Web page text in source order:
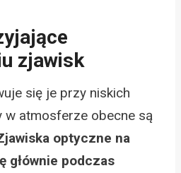
zjawisk
się je przy niskich
w atmosferze obecne są
optyczne na
głównie podczas